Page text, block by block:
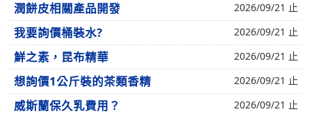
潤餅皮相關產品開發 2026/09/21 止
我要詢價桶裝水? 2026/09/21 止
鮮之素，昆布精華 2026/09/21 止
想詢價1公斤裝的茶類香精 2026/09/21 止
威斯蘭保久乳費用？ 2026/09/21 止